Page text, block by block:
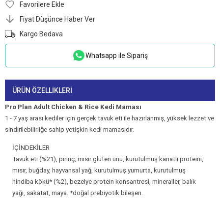
Favorilere Ekle
Fiyat Düşünce Haber Ver
Kargo Bedava
Whatsapp ile Sipariş
ÜRÜN ÖZELLIKLERI
Pro Plan Adult Chicken & Rice Kedi Maması
1 - 7 yaş arası kediler için gerçek tavuk eti ile hazırlanmış, yüksek lezzet ve
sindirilebilirliğe sahip yetişkin kedi mamasıdır.
İÇİNDEKİLER
Tavuk eti (%21), pirinç, mısır gluten unu, kurutulmuş kanatlı proteini,
mısır, buğday, hayvansal yağ, kurutulmuş yumurta, kurutulmuş
hindiba kökü* (%2), bezelye protein konsantresi, mineraller, balık
yağı, sakatat, maya. *doğal prebiyotik bileşen.